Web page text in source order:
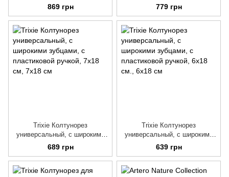
5х18 см
869 грн
зубцами, с пластиковой
ручкой, 7х18 см
779 грн
Trixie Колтунорез
универсальный, с широкими
зубцами, с пластиковой
ручкой, 7х18 см
689 грн
Trixie Колтунорез
универсальный, с широкими
зубцами, с пластиковой
ручкой, 6х18 см.
639 грн